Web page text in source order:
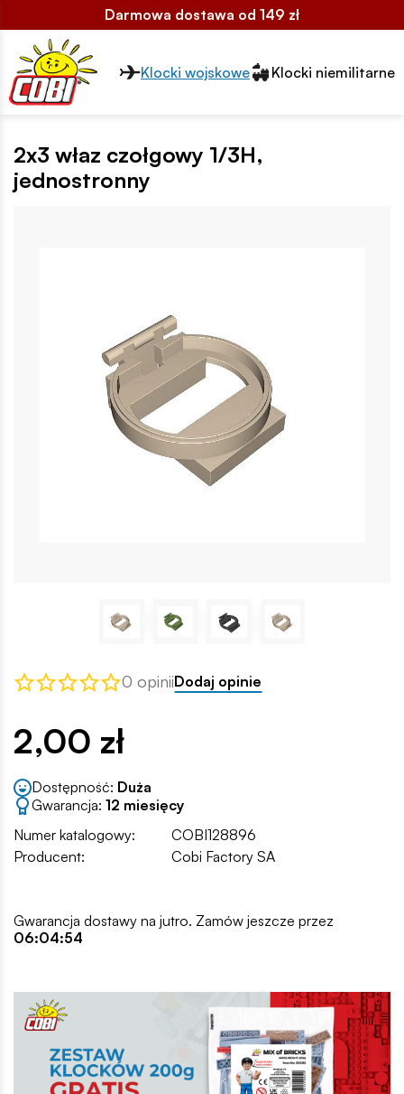
Darmowa dostawa od 149 zł
Przełącznik segmentów2
Klocki wojskowe Klocki niemilitarne
2x3 właz czołgowy 1/3H,
jednostronny
0 opiniiDodaj opinie
2,00 zł
Dostępność: Duża
Gwarancja: 12 miesięcy
Numer katalogowy:
COBI128896
Producent:
Cobi Factory SA
Gwarancja dostawy na jutro. Zamów jeszcze przez
06:04:53